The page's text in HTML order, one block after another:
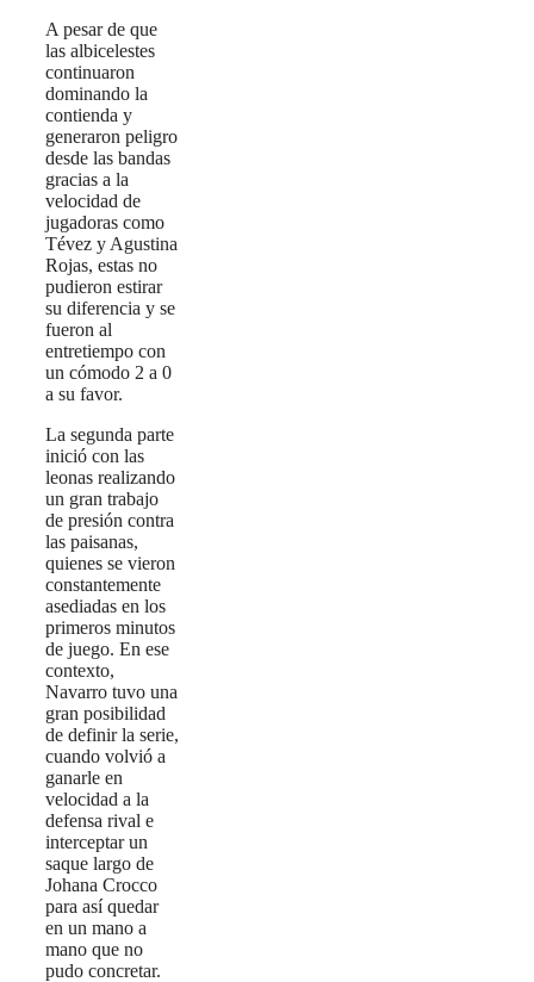
A pesar de que
las albicelestes
continuaron
dominando la
contienda y
generaron peligro
desde las bandas
gracias a la
velocidad de
jugadoras como
Tévez y Agustina
Rojas, estas no
pudieron estirar
su diferencia y se
fueron al
entretiempo con
un cómodo 2 a 0
a su favor.
La segunda parte
inició con las
leonas realizando
un gran trabajo
de presión contra
las paisanas,
quienes se vieron
constantemente
asediadas en los
primeros minutos
de juego. En ese
contexto,
Navarro tuvo una
gran posibilidad
de definir la serie,
cuando volvió a
ganarle en
velocidad a la
defensa rival e
interceptar un
saque largo de
Johana Crocco
para así quedar
en un mano a
mano que no
pudo concretar.